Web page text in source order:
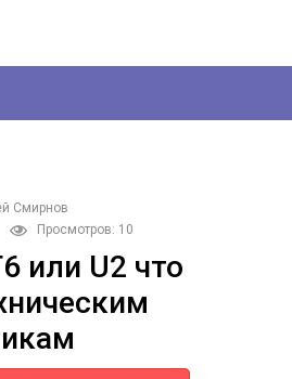
Смирнов
Просмотров: 10
или U2 что